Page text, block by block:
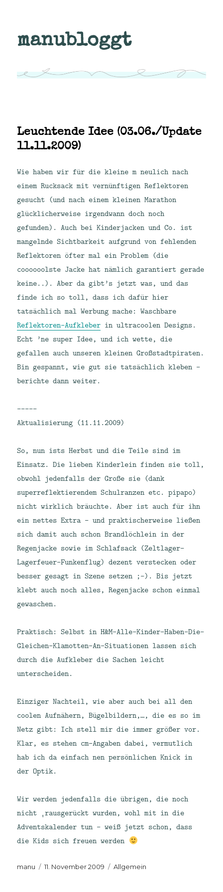
manubloggt
Leuchtende Idee (03.06./Update
11.11.2009)
Wie haben wir für die kleine m neulich nach
einem Rucksack mit vernünftigen Reflektoren
gesucht (und nach einem kleinen Marathon
glücklicherweise irgendwann doch noch
gefunden). Auch bei Kinderjacken und Co. ist
mangelnde Sichtbarkeit aufgrund von fehlenden
Reflektoren öfter mal ein Problem (die
coooooolste Jacke hat nämlich garantiert gerade
keine..).Aber da gibt’s jetzt was, und das
finde ich so toll, dass ich dafür hier
tatsächlich mal Werbung mache: Waschbare
Reflektoren-Aufkleber in ultracoolen Designs.
Echt ’ne super Idee, und ich wette, die
gefallen auch unseren kleinen Großstadtpiraten.
Bin gespannt, wie gut sie tatsächlich kleben –
berichte dann weiter.
—————
Aktualisierung (11.11.2009)
So, nun ists Herbst und die Teile sind im
Einsatz. Die lieben Kinderlein finden sie toll,
obwohl jedenfalls der Große sie (dank
superreflektierendem Schulranzen etc. pipapo)
nicht wirklich bräuchte. Aber ist auch für ihn
ein nettes Extra – und praktischerweise ließen
sich damit auch schon Brandlöchlein in der
Regenjacke sowie im Schlafsack (Zeltlager-
Lagerfeuer-Funkenflug) dezent verstecken oder
besser gesagt in Szene setzen ;-). Bis jetzt
klebt auch noch alles, Regenjacke schon einmal
gewaschen.
Praktisch: Selbst in H&M-Alle-Kinder-Haben-Die-
Gleichen-Klamotten-An-Situationen lassen sich
durch die Aufkleber die Sachen leicht
unterscheiden.
Einziger Nachteil, wie aber auch bei all den
coolen Aufnähern, Bügelbildern,…, die es so im
Netz gibt: Ich stell mir die immer größer vor.
Klar, es stehen cm-Angaben dabei, vermutlich
hab ich da einfach nen persönlichen Knick in
der Optik.
Wir werden jedenfalls die übrigen, die noch
nicht ‚rausgerückt wurden, wohl mit in die
Adventskalender tun – weiß jetzt schon, dass
die Kids sich freuen werden
Autor
manu
Veröffentlicht
11. November 2009 Kategorien
Allgemein